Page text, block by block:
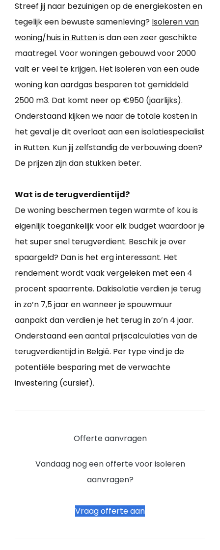
Streef jij naar bezuinigen op de energiekosten en
tegelijk een bewuste samenleving? Isoleren van
woning/huis in Ruttenis dan een zeer geschikte
maatregel. Voor woningen gebouwd voor 2000
valt er veel te krijgen. Het isoleren van een oude
woning kan aardgas besparen tot gemiddeld
2500 m3. Dat komt neer op €950 (jaarlijks).
Onderstaand kijken we naar de totale kosten in
het geval je dit overlaat aan een isolatiespecialist
in Rutten. Kun jij zelfstandig de verbouwing doen?
De prijzen zijn dan stukken beter.
Wat is de terugverdientijd?
De woning beschermen tegen warmte of kou is
eigenlijk toegankelijk voor elk budget waardoor je
het super snel terugverdient. Beschik je over
spaargeld? Dan is het erg interessant. Het
rendement wordt vaak vergeleken met een 4
procent spaarrente. Dakisolatie verdien je terug
in zo’n 7,5 jaar en wanneer je spouwmuur
aanpakt dan verdien je het terug in zo’n 4 jaar.
Onderstaand een aantal prijscalculaties van de
terugverdientijd in België. Per type vind je de
potentiële besparing met de verwachte
investering (cursief).
Offerte aanvragen
Vandaag nog een offerte voor isoleren
aanvragen?
Vraag offerte aan